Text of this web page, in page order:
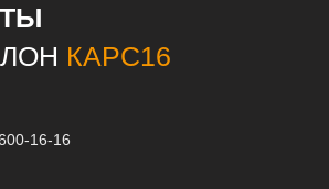
КАРС16
16-16